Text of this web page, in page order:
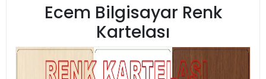
Ecem Bilgisayar Renk
Kartelası